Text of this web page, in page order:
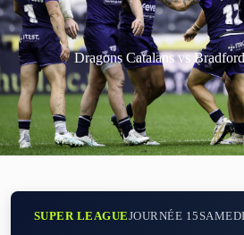
Dragons Catalans vs
SUPER LEAGUEJOURNÉE 15